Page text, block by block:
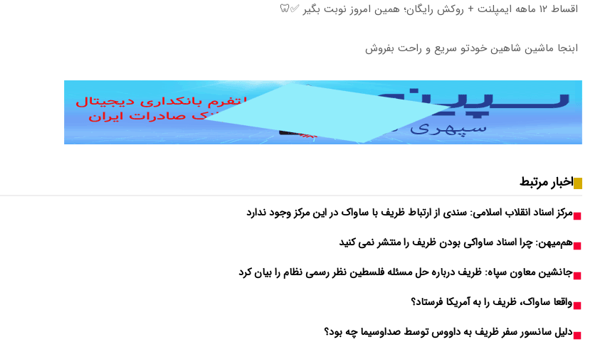
اقساط ۱۲ ماهه ایمپلنت + روکش رایگان؛ همین امروز نوبت بگیر ✅🦷
ابنجا ماشین شاهین خودتو سریع و راحت بفروش
اخبار مرتبط
مرکز اسناد انقلاب اسلامی: سندی از ارتباط ظریف با ساواک در این مرکز وجود ندارد
هم‌میهن: چرا اسناد ساواکی بودن ظریف را منتشر نمی کنید
جانشین معاون سپاه: ظریف درباره حل مسئله فلسطین نظر رسمی نظام را بیان کرد
واقعا ساواک، ظریف را به آمریکا فرستاد؟
دلیل سانسور سفر ظریف به داووس توسط صداوسیما چه بود؟